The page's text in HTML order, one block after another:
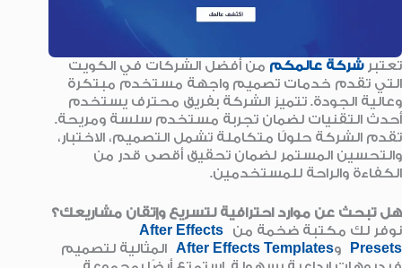
تعتبرشركة عالمكم من أفضل الشركات في الكويت
التي تقدم خدمات تصميم واجهة مستخدم مبتكرة
وعالية الجودة. تتميز الشركة بفريق محترف يستخدم
أحدث التقنيات لضمان تجربة مستخدم سلسة ومريحة.
تقدم الشركة حلولًا متكاملة تشمل التصميم، الاختبار،
والتحسين المستمر لضمان تحقيق أقصى قدر من
الكفاءة والراحة للمستخدمين.
هل تبحث عن موارد احترافية لتسريع وإتقان مشاريعك؟
نوفر لك مكتبة ضخمة من After Effects
Presets وAfter Effects Templates المثالية لتصميم